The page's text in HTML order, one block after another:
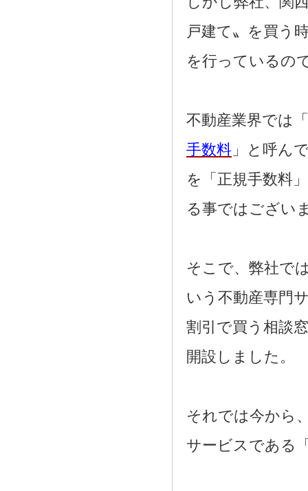
戸建て〟を買う
を行っているの
不動産業界では
手数料 」と呼ん
を「正規手数料
る事ではござい
そこで、弊社で
いう不動産専門
割引で買う相談
開設しました。
それでは今から
サービスである